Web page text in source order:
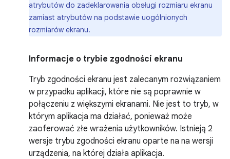
atrybutów do zadeklarowania obsługi rozmiaru ekranu
zamiast atrybutów na podstawie uogólnionych
rozmiarów ekranu.
Informacje o trybie zgodności ekranu
Tryb zgodności ekranu jest zalecanym rozwiązaniem
w przypadku aplikacji, które nie są poprawnie w
połączeniu z większymi ekranami. Nie jest to tryb, w
którym aplikacja ma działać, ponieważ może
zaoferować złe wrażenia użytkowników. Istnieją 2
wersje trybu zgodności ekranu oparte na na wersji
urządzenia, na której działa aplikacja.